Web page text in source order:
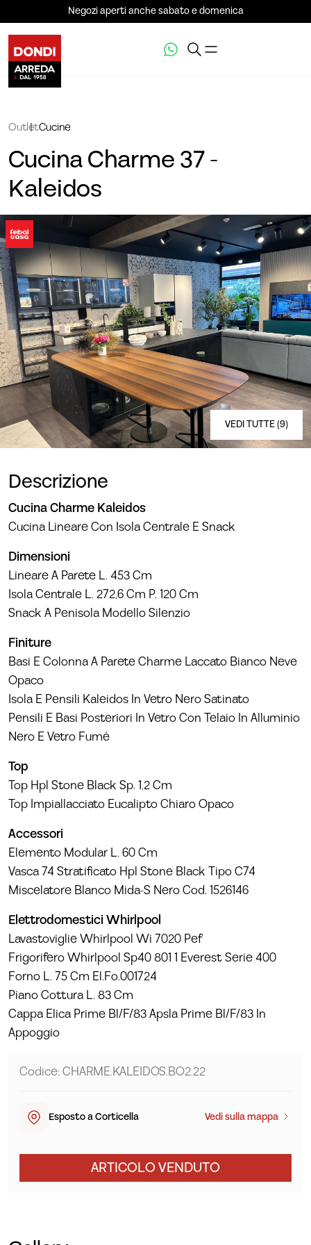
Negozi aperti anche sabato e domenica
OutletCucine
Cucina Charme 37 -
Kaleidos
VEDI TUTTE (9)
Descrizione
Cucina Charme Kaleidos
Cucina Lineare Con Isola Centrale E Snack
Dimensioni
Lineare A Parete L. 453 Cm
Isola Centrale L. 272,6 Cm P. 120 Cm
Snack A Penisola Modello Silenzio
Finiture
Basi E Colonna A Parete Charme Laccato Bianco Neve
Opaco
Isola E Pensili Kaleidos In Vetro Nero Satinato
Pensili E Basi Posteriori In Vetro Con Telaio In Alluminio
Nero E Vetro Fumé
Top
Top Hpl Stone Black Sp. 1,2 Cm
Top Impiallacciato Eucalipto Chiaro Opaco
Accessori
Elemento Modular L. 60 Cm
Vasca 74 Stratificato Hpl Stone Black Tipo C74
Miscelatore Blanco Mida-S Nero Cod. 1526146
Elettrodomestici Whirlpool
Lavastoviglie Whirlpool Wi 7020 Pef
Frigorifero Whirlpool Sp40 801 1 Everest Serie 400
Forno L. 75 Cm El.Fo.001724
Piano Cottura L. 83 Cm
Cappa Elica Prime Bl/F/83 Apsla Prime Bl/F/83 In
Appoggio
Codice: CHARME.KALEIDOS.BO2.22
Esposto a Corticella Vedi sulla mappa
ARTICOLO VENDUTO